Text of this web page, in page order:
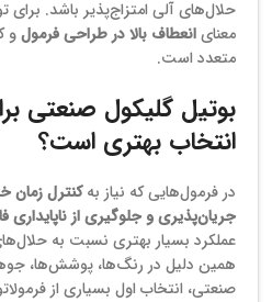
حلال‌های آلی امتزاج‌پذیر باشد. برای
معنایانعطاف بالا در طراحی فرمولو
متعدد است.
بوتیل گلیکول صنعتی
انتخاب بهتری است؟
در فرمول‌هایی که نیاز بهکنترل
جریان‌پذیری و جلوگیری از ناپایداری
عملکرد بسیار بهتری نسبت به
همین دلیل در رنگ‌ها، پوشش‌ها،
صنعتی، انتخاب اول بسیاری از